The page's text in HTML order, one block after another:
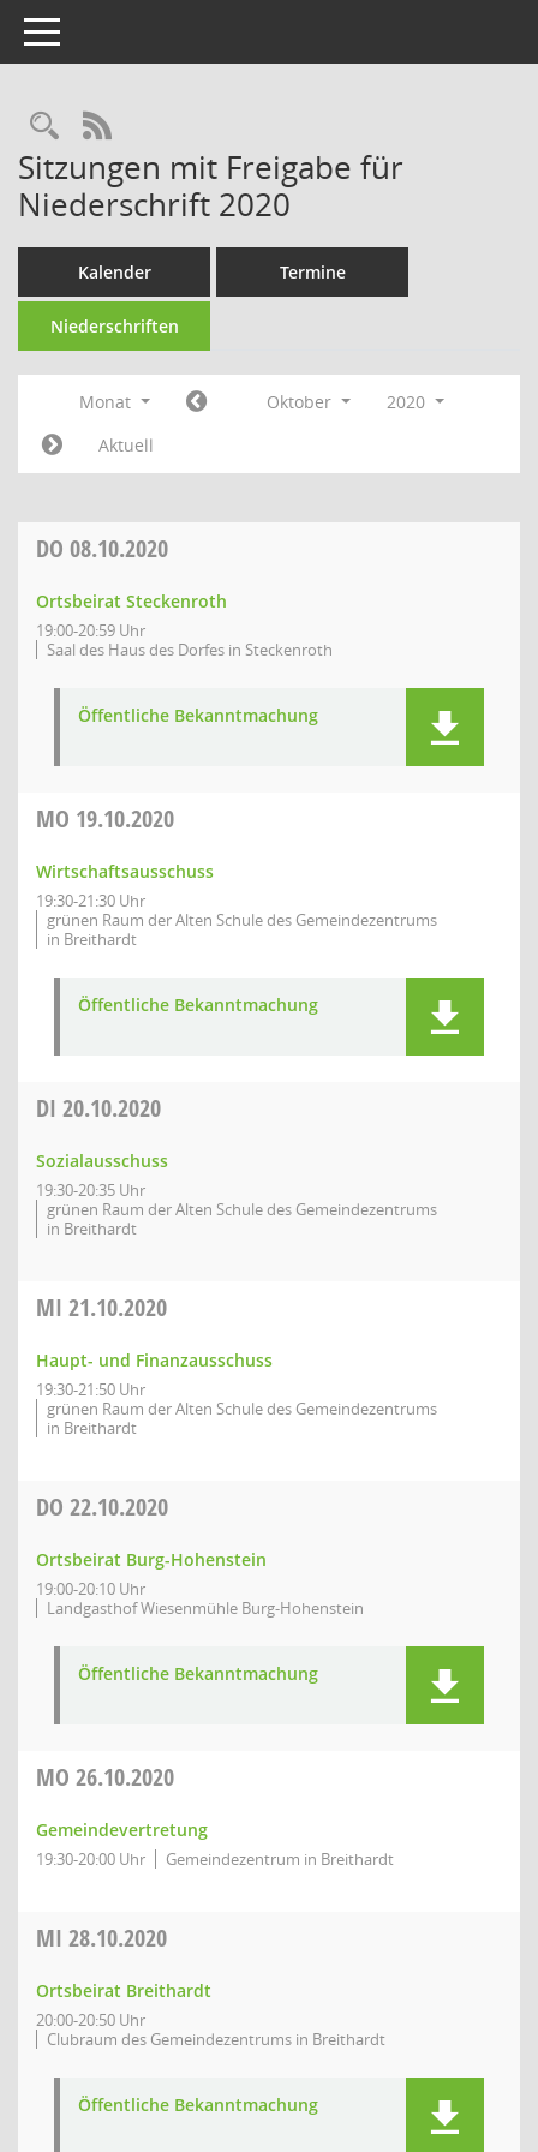
Toggle navigation
Rechercheauswahl
RSS-Feed
Sitzungen mit Freigabe für
Niederschrift 2020
Kalender Termine
Niederschriften
Monat Oktober
2020
Aktuell
DO 08.10.2020
Ortsbeirat Steckenroth
19:00-20:59 Uhr
Saal des Haus des Dorfes in Steckenroth
Öffentliche Bekanntmachung
MO 19.10.2020
Wirtschaftsausschuss
19:30-21:30 Uhr
grünen Raum der Alten Schule des Gemeindezentrums
in Breithardt
Öffentliche Bekanntmachung
DI 20.10.2020
Sozialausschuss
19:30-20:35 Uhr
grünen Raum der Alten Schule des Gemeindezentrums
in Breithardt
MI 21.10.2020
Haupt- und Finanzausschuss
19:30-21:50 Uhr
grünen Raum der Alten Schule des Gemeindezentrums
in Breithardt
DO 22.10.2020
Ortsbeirat Burg-Hohenstein
19:00-20:10 Uhr
Landgasthof Wiesenmühle Burg-Hohenstein
Öffentliche Bekanntmachung
MO 26.10.2020
Gemeindevertretung
19:30-20:00 Uhr Gemeindezentrum in Breithardt
MI 28.10.2020
Ortsbeirat Breithardt
20:00-20:50 Uhr
Clubraum des Gemeindezentrums in Breithardt
Öffentliche Bekanntmachung